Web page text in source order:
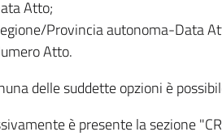
Atto;
Provincia autonoma-Data
Atto.
delle suddette opzioni è
è presente la sezione